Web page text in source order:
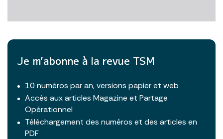
Je m’abonne à la revue TSM
10 numéros par an, versions papier et web
Accès aux articles Magazine et Partage
Opérationnel
Téléchargement des numéros et des articles en
PDF